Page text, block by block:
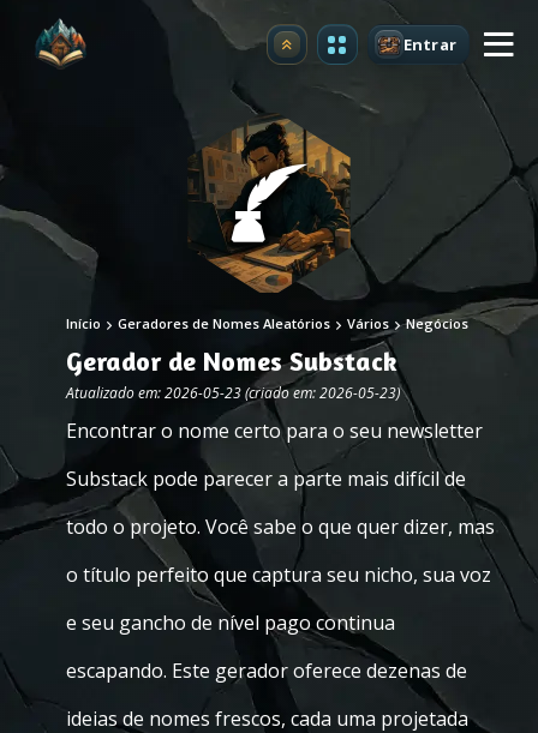
Atualizar Entrar
Início Geradores de Nomes Aleatórios Vários Negócios
Gerador de Nomes Substack
Atualizado em: 2026-05-23 (criado em: 2026-05-23)
Encontrar o nome certo para o seu newsletter
Substack pode parecer a parte mais difícil de
todo o projeto. Você sabe o que quer dizer, mas
o título perfeito que captura seu nicho, sua voz
e seu gancho de nível pago continua
escapando. Este gerador oferece dezenas de
ideias de nomes frescos, cada uma projetada